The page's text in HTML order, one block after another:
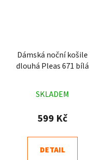
Dámská noční košile
dlouhá Pleas 671 bílá
hodnocení
produktu
4,7
z
SKLADEM
599 Kč
DETAIL